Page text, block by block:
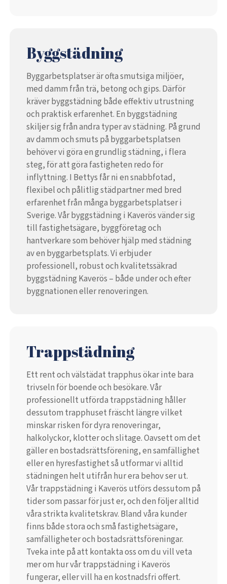
Byggstädning
Byggarbetsplatser är ofta smutsiga miljöer,
med damm från trä, betong och gips. Därför
kräver byggstädning både effektiv utrustning
och praktisk erfarenhet. En byggstädning
skiljer sig från andra typer av städning. På grund
av damm och smuts på byggarbetsplatsen
behöver vi göra en grundlig städning, i flera
steg, för att göra fastigheten redo för
inflyttning. I Bettys får ni en snabbfotad,
flexibel och pålitlig städpartner med bred
erfarenhet från många byggarbetsplatser i
Sverige. Vår byggstädning i Kaverös vänder sig
till fastighetsägare, byggföretag och
hantverkare som behöver hjälp med städning
av en byggarbetsplats. Vi erbjuder
professionell, robust och kvalitetssäkrad
byggstädning Kaverös – både under och efter
byggnationen eller renoveringen.
Trappstädning
Ett rent och välstädat trapphus ökar inte bara
trivseln för boende och besökare. Vår
professionellt utförda trappstädning håller
dessutom trapphuset fräscht längre vilket
minskar risken för dyra renoveringar,
halkolyckor, klotter och slitage. Oavsett om det
gäller en bostadsrättsförening, en samfällighet
eller en hyresfastighet så utformar vi alltid
städningen helt utifrån hur era behov ser ut.
Vår trappstädning i Kaverös utförs dessutom på
tider som passar för just er, och den följer alltid
våra strikta kvalitetskrav. Bland våra kunder
finns både stora och små fastighetsägare,
samfälligheter och bostadsrättsföreningar.
Tveka inte på att kontakta oss om du vill veta
mer om hur vår trappstädning i Kaverös
fungerar, eller vill ha en kostnadsfri offert.